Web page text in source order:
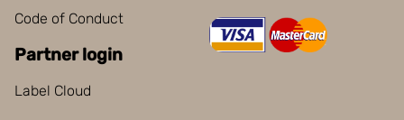
Code of Conduct
Partner login
Label Cloud